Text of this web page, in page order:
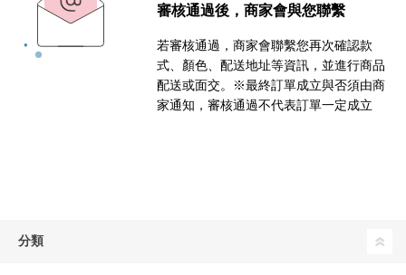
審核通過後，商家會與您聯繫
若審核通過，商家會聯繫您再次確認款
式、顏色、配送地址等資訊，並進行商品
配送或面交。※最終訂單成立與否須由商
家通知，審核通過不代表訂單一定成立
分類